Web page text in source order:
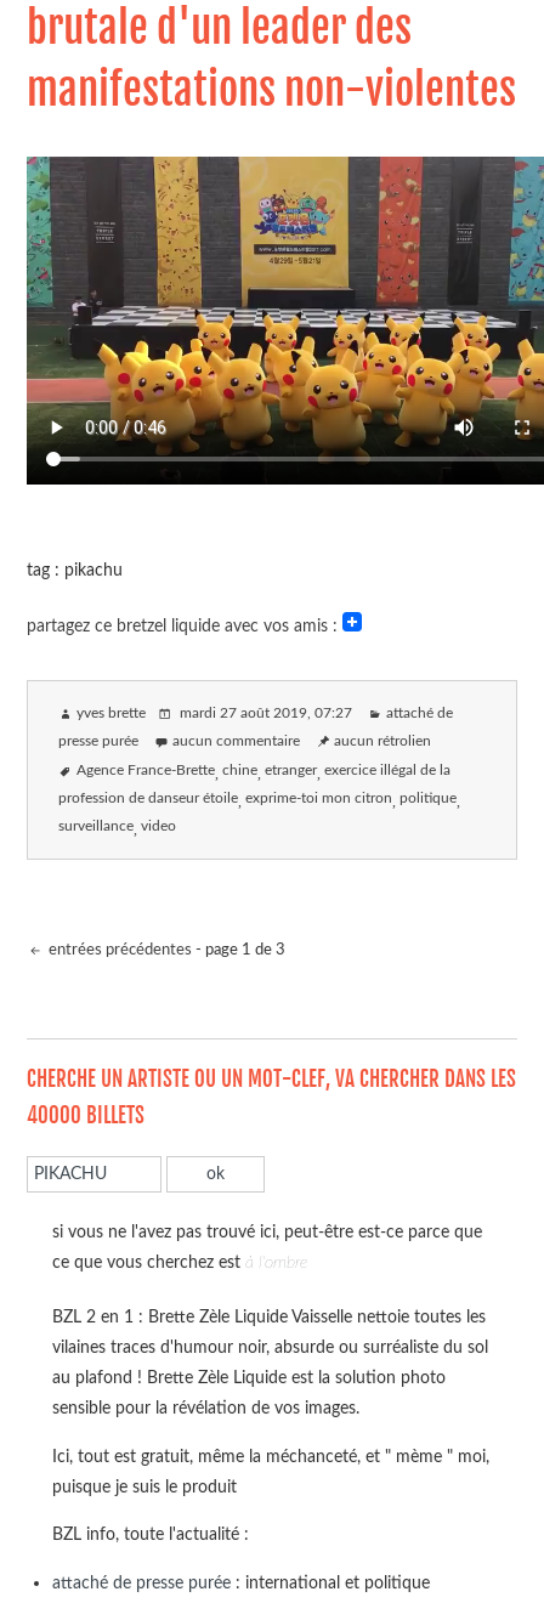
brutale d'un leader des
manifestations non-violentes
tag : pikachu
partagez ce bretzel liquide avec vos amis :
yves brette mardi 27 août 2019, 07:27 attaché de
presse purée aucun commentaire aucun rétrolien
Agence France-Brette chine etranger exercice illégal de la
profession de danseur étoile exprime-toi mon citron politique
surveillance video
entrées précédentes - page 1 de 3
CHERCHE UN ARTISTE OU UN MOT-CLEF, VA CHERCHER DANS LES
40000 BILLETS
si vous ne l'avez pas trouvé ici, peut-être est-ce parce que
ce que vous cherchez est à l'ombre
BZL 2 en 1 : Brette Zèle Liquide Vaisselle nettoie toutes les
vilaines traces d'humour noir, absurde ou surréaliste du sol
au plafond ! Brette Zèle Liquide est la solution photo
sensible pour la révélation de vos images.
Ici, tout est gratuit, même la méchanceté, et " mème " moi,
puisque je suis le produit
BZL info, toute l'actualité :
attaché de presse purée: international et politique